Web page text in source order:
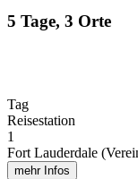
5 Tage, 3 Orte
Tag
Reisestation
1
Fort Lauderdale
mehr Infos